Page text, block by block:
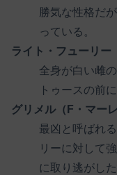
勝気な性格だ
っている。
ライト・フューリー
全身が白い雌
トゥースの前
グリメル（F・マー
最凶と呼ばれ
リーに対して
に取り逃がし